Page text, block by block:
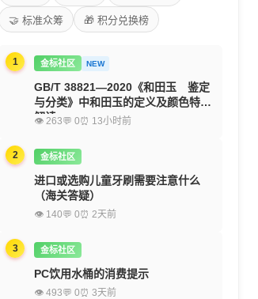
🤝 标准众筹 🎁 积分兑换榜
1 金标社区 NEW
GB/T 38821—2020《和田玉 鉴定
与分类》中和田玉的定义及颜色特征
解读
👁 263💬 0⏰ 13小时前
2 金标社区
进口或选购儿童牙刷需要注意什么
（海关答疑）
👁 140💬 0⏰ 2天前
3 金标社区
PC饮用水桶的消费提示
👁 493💬 0⏰ 3天前